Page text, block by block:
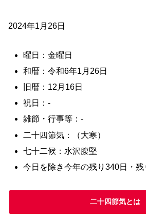
2024年1月26日
曜日：金曜日
和暦：令和6年1月26日
旧暦：12月16日
祝日：-
雑節・行事等：-
二十四節気：（大寒）
七十二候：水沢腹堅
今日を除き今年の残り340日・残
二十四節気とは